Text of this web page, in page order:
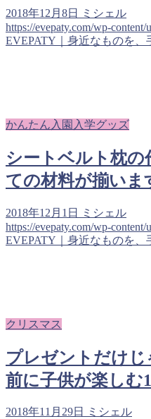
2018年12月8日
ミシェル
https://evepaty.com/wp-
EVEPATY｜身近なものを
かんたん入園入学グッズ
シートベルト枕の
ての材料が揃いま
2018年12月1日
ミシェル
https://evepaty.com/wp-
EVEPATY｜身近なものを
クリスマス
プレゼントだけ
前に子供が楽しむ
2018年11月29日
ミシェル